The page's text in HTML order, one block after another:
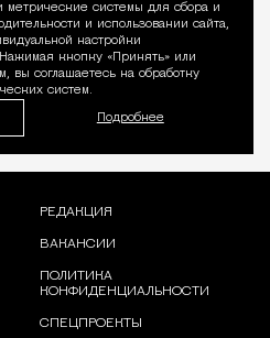
Уведомление
системы для сбора и
и использовании сайта,
настройки
кнопку «Принять» или
вы соглашаетесь на обработку
систем.
Подробнее
РЕДАКЦИЯ
ВАКАНСИИ
ПОЛИТИКА
КОНФИДЕНЦИАЛЬНОСТИ
СПЕЦПРОЕКТЫ